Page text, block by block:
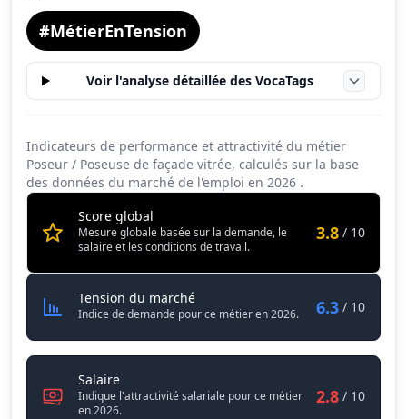
#MétierEnTension
Voir l'analyse détaillée des VocaTags
Indicateurs de performance et attractivité du métier
Poseur / Poseuse de façade vitrée, calculés sur la base
des données du marché de l'emploi en 2026 .
Score global
Mesure globale basée sur la demande, le
salaire et les conditions de travail.
3.8 / 10
Tension du marchéPoseur / Poseuse de façade vitrée
Indice de demande pour ce métier en 2026. 6.3 / 10
SalairePoseur / Poseuse de façade vitrée
Indique l'attractivité salariale pour ce métier
en 2026.
2.8 / 10